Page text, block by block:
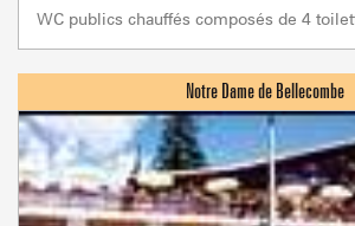
WC publics chauffés composés de 4